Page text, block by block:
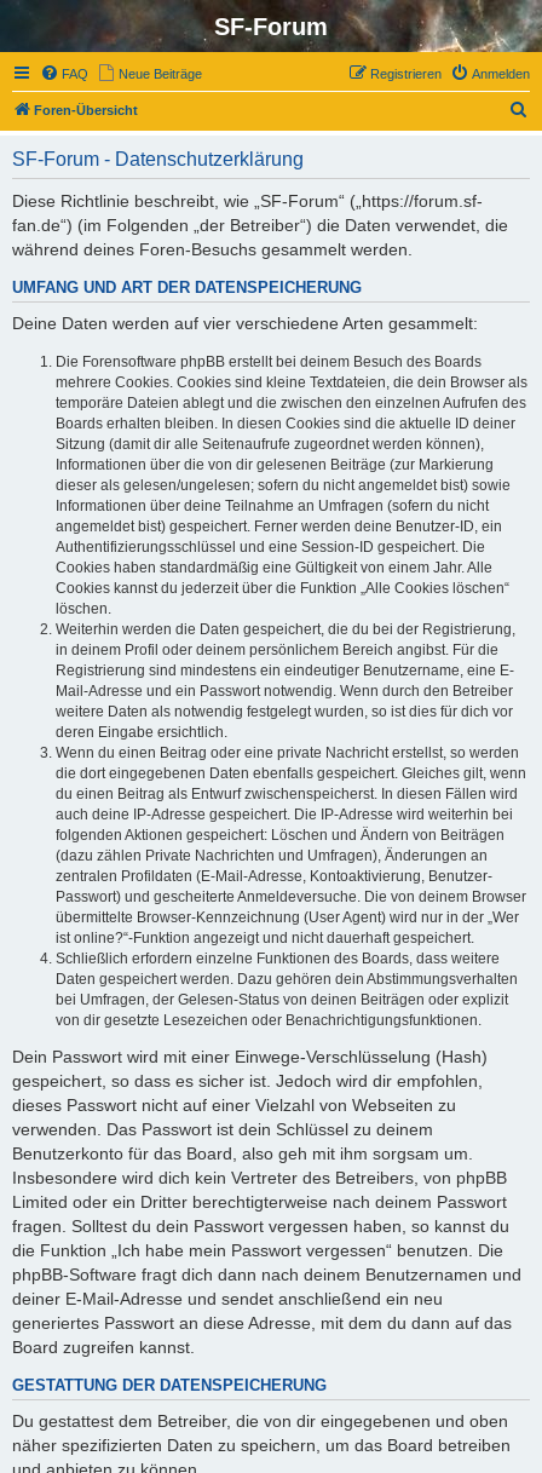
SF-Forum
FAQ Neue Beiträge Anmelden
Registrieren
Foren-Übersicht
SF-Forum - Datenschutzerklärung
Diese Richtlinie beschreibt, wie „SF-Forum“ („https://forum.sf-
fan.de“) (im Folgenden „der Betreiber“) die Daten verwendet, die
während deines Foren-Besuchs gesammelt werden.
UMFANG UND ART DER DATENSPEICHERUNG
Deine Daten werden auf vier verschiedene Arten gesammelt:
Die Forensoftware phpBB erstellt bei deinem Besuch des Boards
mehrere Cookies. Cookies sind kleine Textdateien, die dein Browser als
temporäre Dateien ablegt und die zwischen den einzelnen Aufrufen des
Boards erhalten bleiben. In diesen Cookies sind die aktuelle ID deiner
Sitzung (damit dir alle Seitenaufrufe zugeordnet werden können),
Informationen über die von dir gelesenen Beiträge (zur Markierung
dieser als gelesen/ungelesen; sofern du nicht angemeldet bist) sowie
Informationen über deine Teilnahme an Umfragen (sofern du nicht
angemeldet bist) gespeichert. Ferner werden deine Benutzer-ID, ein
Authentifizierungsschlüssel und eine Session-ID gespeichert. Die
Cookies haben standardmäßig eine Gültigkeit von einem Jahr. Alle
Cookies kannst du jederzeit über die Funktion „Alle Cookies löschen“
löschen.
Weiterhin werden die Daten gespeichert, die du bei der Registrierung,
in deinem Profil oder deinem persönlichem Bereich angibst. Für die
Registrierung sind mindestens ein eindeutiger Benutzername, eine E-
Mail-Adresse und ein Passwort notwendig. Wenn durch den Betreiber
weitere Daten als notwendig festgelegt wurden, so ist dies für dich vor
deren Eingabe ersichtlich.
Wenn du einen Beitrag oder eine private Nachricht erstellst, so werden
die dort eingegebenen Daten ebenfalls gespeichert. Gleiches gilt, wenn
du einen Beitrag als Entwurf zwischenspeicherst. In diesen Fällen wird
auch deine IP-Adresse gespeichert. Die IP-Adresse wird weiterhin bei
folgenden Aktionen gespeichert: Löschen und Ändern von Beiträgen
(dazu zählen Private Nachrichten und Umfragen), Änderungen an
zentralen Profildaten (E-Mail-Adresse, Kontoaktivierung, Benutzer-
Passwort) und gescheiterte Anmeldeversuche. Die von deinem Browser
übermittelte Browser-Kennzeichnung (User Agent) wird nur in der „Wer
ist online?“-Funktion angezeigt und nicht dauerhaft gespeichert.
Schließlich erfordern einzelne Funktionen des Boards, dass weitere
Daten gespeichert werden. Dazu gehören dein Abstimmungsverhalten
bei Umfragen, der Gelesen-Status von deinen Beiträgen oder explizit
von dir gesetzte Lesezeichen oder Benachrichtigungsfunktionen.
Dein Passwort wird mit einer Einwege-Verschlüsselung (Hash)
gespeichert, so dass es sicher ist. Jedoch wird dir empfohlen,
dieses Passwort nicht auf einer Vielzahl von Webseiten zu
verwenden. Das Passwort ist dein Schlüssel zu deinem
Benutzerkonto für das Board, also geh mit ihm sorgsam um.
Insbesondere wird dich kein Vertreter des Betreibers, von phpBB
Limited oder ein Dritter berechtigterweise nach deinem Passwort
fragen. Solltest du dein Passwort vergessen haben, so kannst du
die Funktion „Ich habe mein Passwort vergessen“ benutzen. Die
phpBB-Software fragt dich dann nach deinem Benutzernamen und
deiner E-Mail-Adresse und sendet anschließend ein neu
generiertes Passwort an diese Adresse, mit dem du dann auf das
Board zugreifen kannst.
GESTATTUNG DER DATENSPEICHERUNG
Du gestattest dem Betreiber, die von dir eingegebenen und oben
näher spezifizierten Daten zu speichern, um das Board betreiben
und anbieten zu können.